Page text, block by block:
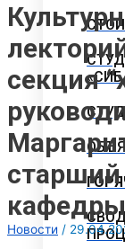
секция
старший
Новости /